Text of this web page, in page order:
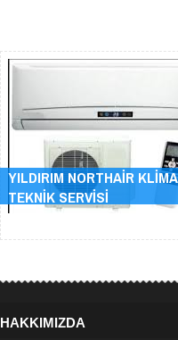
YILDIRIM NORTHAİR KLİMA
TEKNİK SERVİSİ
HAKKIMIZDA